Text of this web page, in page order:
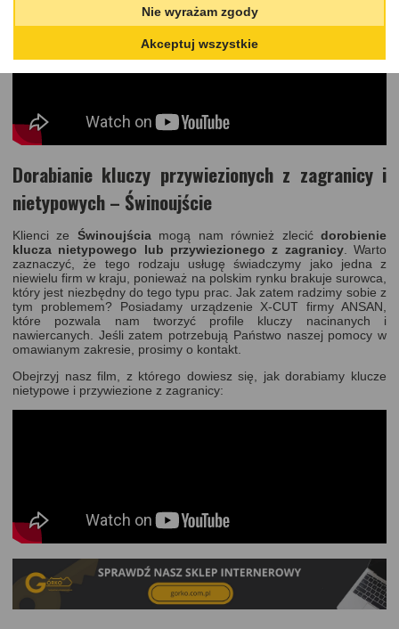
Dorabianie kluczy przywiezionych z zagranicy i
nietypowych – Świnoujście
Klienci ze Świnoujściamogą nam również zlecićdorobienie
klucza nietypowego lub przywiezionego z zagranicy. Warto
zaznaczyć, że tego rodzaju usługę świadczymy jako jedna z
niewielu firm w kraju, ponieważ na polskim rynku brakuje surowca,
który jest niezbędny do tego typu prac. Jak zatem radzimy sobie z
tym problemem? Posiadamy urządzenie X-CUT firmy ANSAN,
które pozwala nam tworzyć profile kluczy nacinanych i
nawiercanych. Jeśli zatem potrzebują Państwo naszej pomocy w
omawianym zakresie, prosimy o kontakt.
Obejrzyj nasz film, z którego dowiesz się, jak dorabiamy klucze
nietypowe i przywiezione z zagranicy:
Nie wyrażam zgody
Akceptuj wszystkie